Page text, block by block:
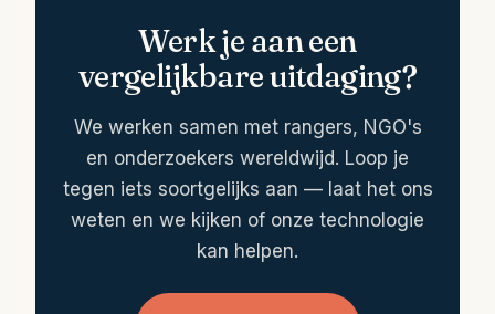
Werk je aan een
vergelijkbare uitdaging?
We werken samen met rangers, NGO's
en onderzoekers wereldwijd. Loop je
tegen iets soortgelijks aan — laat het ons
weten en we kijken of onze technologie
kan helpen.